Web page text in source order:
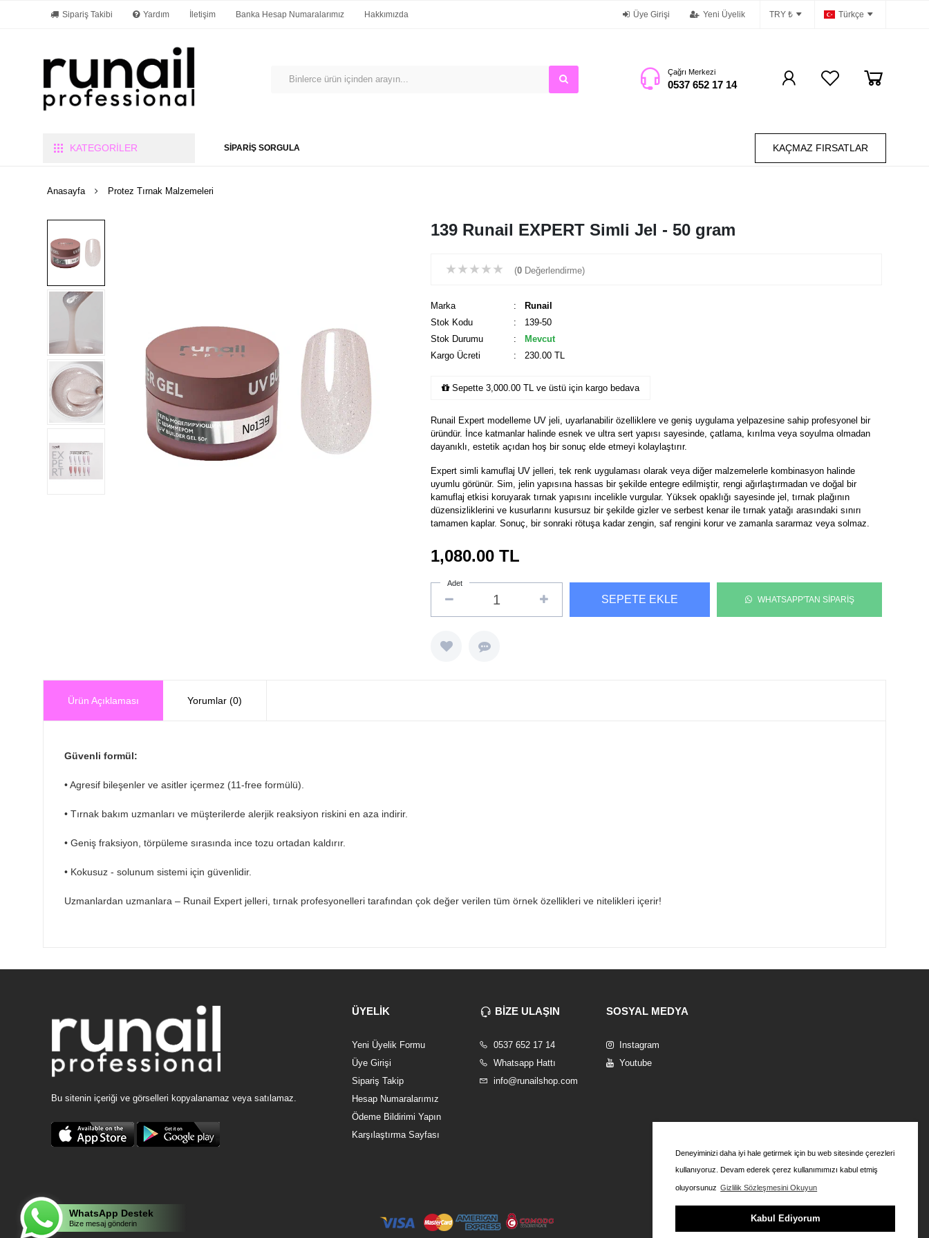
Deneyiminizi daha iyi hale getirmek için bu web sitesinde çerezleri
kullanıyoruz. Devam ederek çerez kullanımımızı kabul etmiş
oluyorsunuz Gizlilik Sözleşmesini Okuyun
Kabul Ediyorum
Sipariş Takibi Yardım İletişim Banka Hesap Numaralarımız Hakkımızda Üye Girişi Yeni Üyelik TRY ₺ Türkçe
Çağrı Merkezi
0537 652 17 14
KATEGORİLER SİPARİŞ SORGULA KAÇMAZ FIRSATLAR
Anasayfa Protez Tırnak Malzemeleri
139 Runail EXPERT Simli Jel - 50 gram
★★★★★ (0 Değerlendirme)
Marka :
Runail
Stok Kodu
: 139-50
Stok Durumu
:
Mevcut
Kargo Ücreti
: 230.00 TL
Sepette 3,000.00 TL ve üstü için kargo bedava
Runail Expert modelleme UV jeli, uyarlanabilir özelliklere ve geniş uygulama yelpazesine sahip profesyonel bir
üründür. İnce katmanlar halinde esnek ve ultra sert yapısı sayesinde, çatlama, kırılma veya soyulma olmadan
dayanıklı, estetik açıdan hoş bir sonuç elde etmeyi kolaylaştırır.
Expert simli kamuflaj UV jelleri, tek renk uygulaması olarak veya diğer malzemelerle kombinasyon halinde
uyumlu görünür. Sim, jelin yapısına hassas bir şekilde entegre edilmiştir, rengi ağırlaştırmadan ve doğal bir
kamuflaj etkisi koruyarak tırnak yapısını incelikle vurgular. Yüksek opaklığı sayesinde jel, tırnak plağının
düzensizliklerini ve kusurlarını kusursuz bir şekilde gizler ve serbest kenar ile tırnak yatağı arasındaki sınırı
tamamen kaplar. Sonuç, bir sonraki rötuşa kadar zengin, saf rengini korur ve zamanla sararmaz veya solmaz.
1,080.00 TL
Adet
SEPETE EKLE WHATSAPP'TAN SİPARİŞ
Ürün Açıklaması Yorumlar (0)
Güvenli formül:
• Agresif bileşenler ve asitler içermez (11-free formülü).
• Tırnak bakım uzmanları ve müşterilerde alerjik reaksiyon riskini en aza indirir.
• Geniş fraksiyon, törpüleme sırasında ince tozu ortadan kaldırır.
• Kokusuz - solunum sistemi için güvenlidir.
Uzmanlardan uzmanlara – Runail Expert jelleri, tırnak profesyonelleri tarafından çok değer verilen tüm örnek özellikleri ve nitelikleri içerir!
Bu sitenin içeriği ve görselleri kopyalanamaz veya satılamaz.
ÜYELİK
Yeni Üyelik Formu
Üye Girişi
Sipariş Takip
Hesap Numaralarımız
Ödeme Bildirimi Yapın
Karşılaştırma Sayfası
BİZE ULAŞIN
0537 652 17 14
Whatsapp Hattı
info@runailshop.com
SOSYAL MEDYA
Instagram
Youtube
WhatsApp Destek
Bize mesaj gönderin